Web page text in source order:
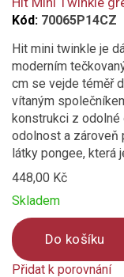
Kód: 70065P14CZ
Hit mini twinkle je
moderním
cm se vejde téměř
vítaným
konstrukci z odolné
odolnost a zároveň
látky pongee, která
448,00 Kč
Skladem
Do košíku
Přidat k porovnání